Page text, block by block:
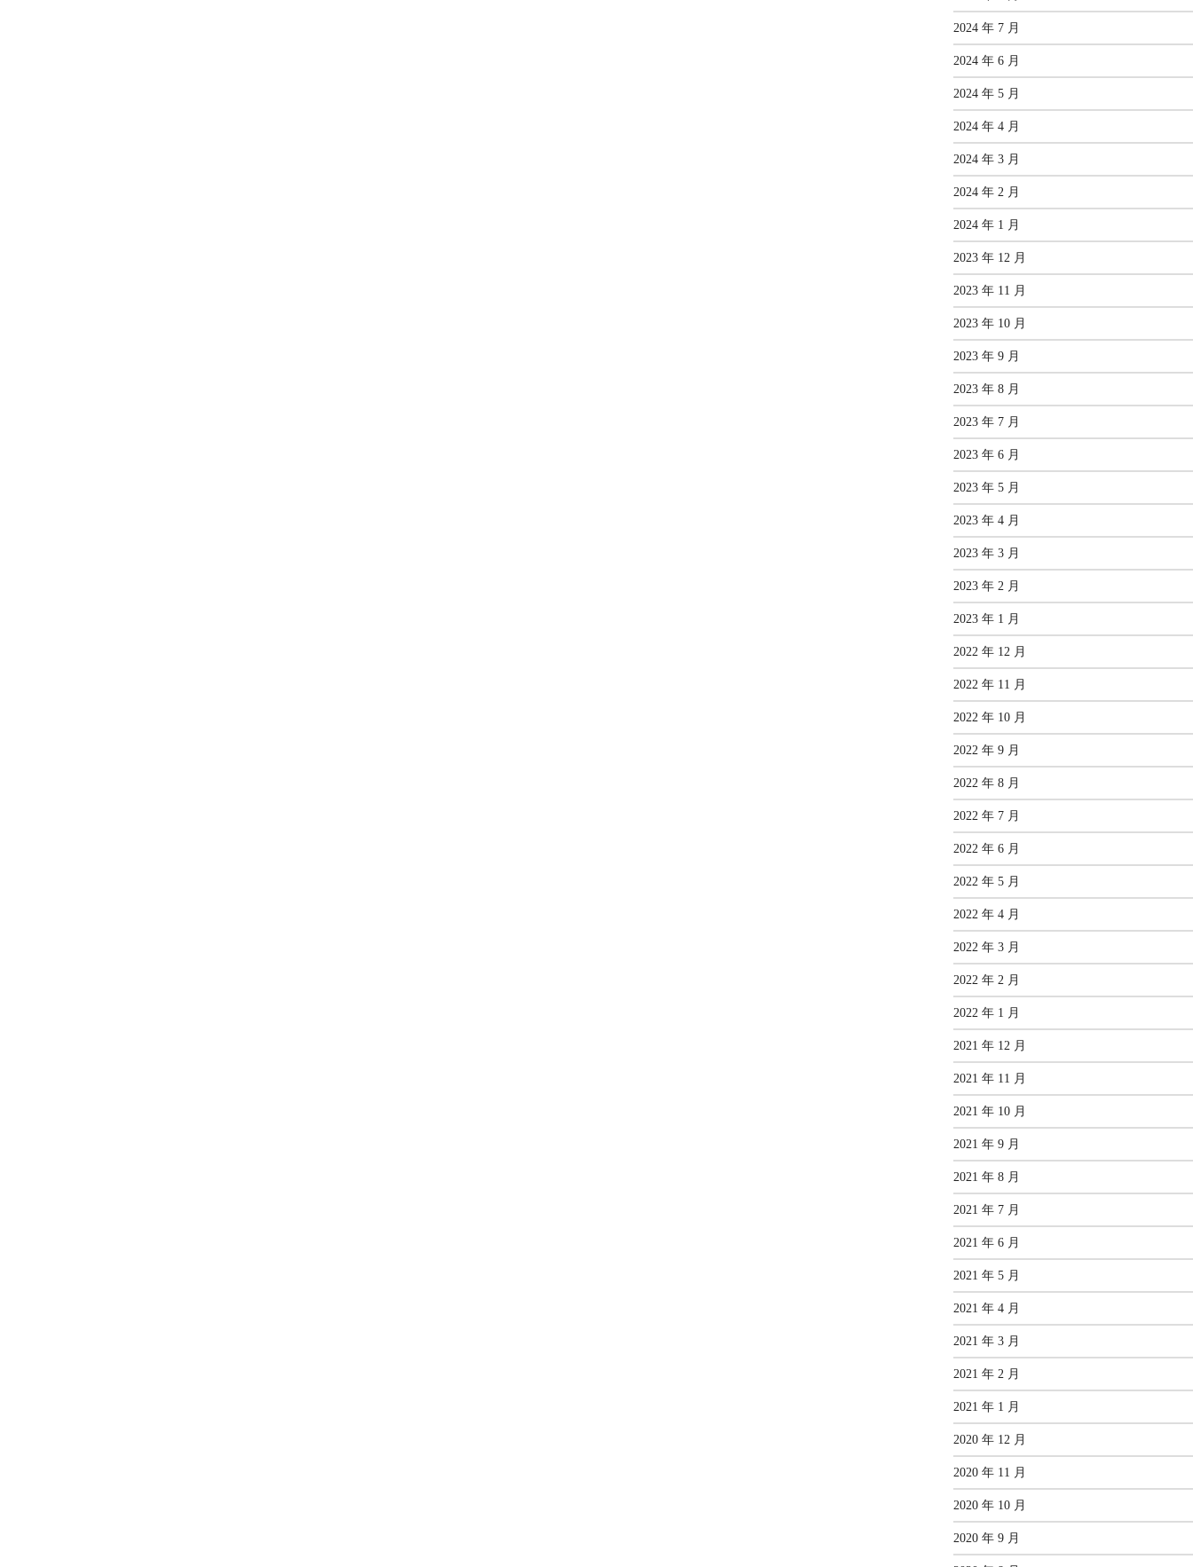
2024 年 7 月
2024 年 6 月
2024 年 5 月
2024 年 4 月
2024 年 3 月
2024 年 2 月
2024 年 1 月
2023 年 12 月
2023 年 11 月
2023 年 10 月
2023 年 9 月
2023 年 8 月
2023 年 7 月
2023 年 6 月
2023 年 5 月
2023 年 4 月
2023 年 3 月
2023 年 2 月
2023 年 1 月
2022 年 12 月
2022 年 11 月
2022 年 10 月
2022 年 9 月
2022 年 8 月
2022 年 7 月
2022 年 6 月
2022 年 5 月
2022 年 4 月
2022 年 3 月
2022 年 2 月
2022 年 1 月
2021 年 12 月
2021 年 11 月
2021 年 10 月
2021 年 9 月
2021 年 8 月
2021 年 7 月
2021 年 6 月
2021 年 5 月
2021 年 4 月
2021 年 3 月
2021 年 2 月
2021 年 1 月
2020 年 12 月
2020 年 11 月
2020 年 10 月
2020 年 9 月